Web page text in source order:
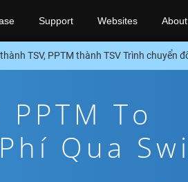
Support Websites About
TSV, PPTM thành TSV Trình chuyển
To
Qua